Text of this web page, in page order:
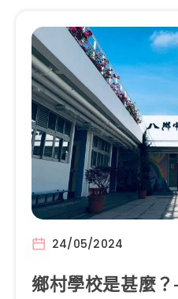
24/05/2024
鄉村學校是甚麼